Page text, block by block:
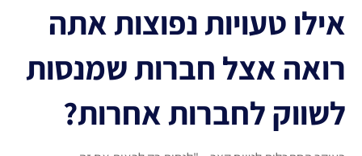
אילו טעויות נפוצות אתה
רואה אצל חברות שמנסות
לשווק לחברות אחרות?